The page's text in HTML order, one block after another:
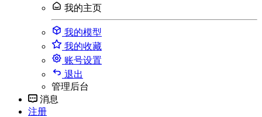
我的主页
我的模型
我的收藏
账号设置
退出
管理后台
消息
注册